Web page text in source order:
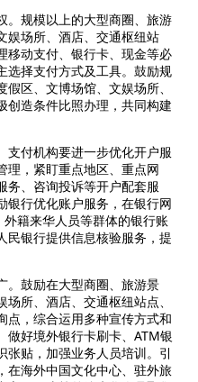
。规模以上的大型商圈、旅游
娱场所、酒店、交通枢纽站
移动支付、银行卡、现金等必
选择支付方式及工具。鼓励规
区、文博场馆、文娱场所、
创造条件比照办理，共同构建
支付机构要进一步优化开户服
理，紧盯重点地区、重点网
务、咨询投诉等开户配套服
银行优化账户服务，在银行网
外籍来华人员等群体的银行账
民银行提供信息核验服务，提
。鼓励在大型商圈、旅游景
所、酒店、交通枢纽站点、
点，综合运用多种宣传方式和
做好境外银行卡刷卡、ATM银
张贴，加强业务人员培训。引
在海外中国文化中心、驻外旅